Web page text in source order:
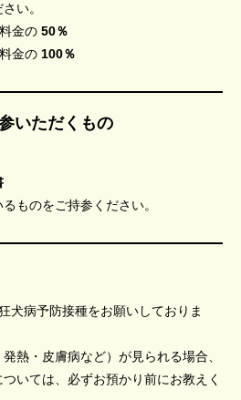
い。
金の 50％
金の 100％
いただくもの
ものをご持参ください。
犬病予防接種をお願いしておりま
熱・皮膚病など）が見られる場合、
いては、必ずお預かり前にお教えく